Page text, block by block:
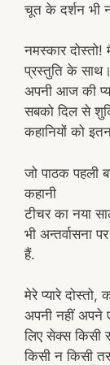
चूत के दर्शन भी
नमस्कार दोस्तो!
प्रस्तुति के साथ।
अपनी आज की
सबको दिल से
कहानियों को
जो पाठक पहली
कहानी
टीचर का नया
भी अन्तर्वासना
हैं.
मेरे प्यारे
अपनी नहीं अपने
लिए सेक्स किसी
किसी न किसी